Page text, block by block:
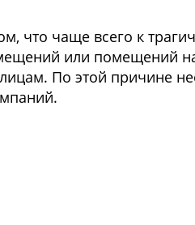
что чаще всего к
или помещений
По этой причине